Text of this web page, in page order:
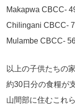
Makapwa CBCC-
Chilingani CBCC-
Mulambe CBCC-
以上の子供たちの
約30日分の食糧が
山間部に住むこれ